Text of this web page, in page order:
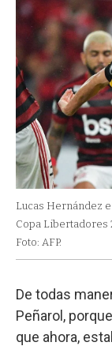
Lucas Hernández
Copa Libertadores
Foto: AFP.
De todas
Peñarol,
que ahora,